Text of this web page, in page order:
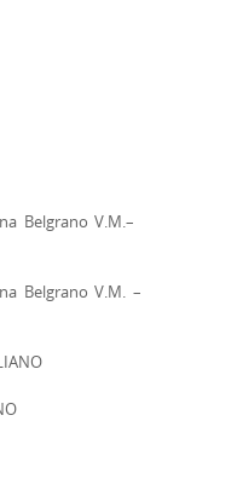
Belgrano V.M.–
Belgrano V.M. –